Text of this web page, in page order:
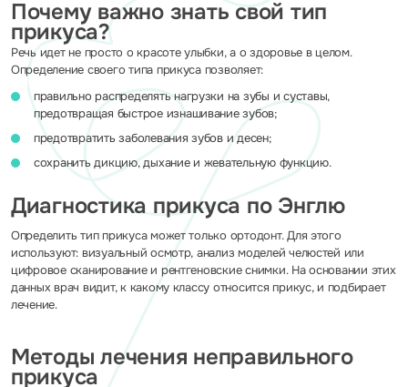
Почему важно знать свой тип
прикуса?
Речь идет не просто о красоте улыбки, а о здоровье в целом.
Определение своего типа прикуса позволяет:
правильно распределять нагрузки на зубы и суставы,
предотвращая быстрое изнашивание зубов;
предотвратить заболевания зубов и десен;
сохранить дикцию, дыхание и жевательную функцию.
Диагностика прикуса по Энглю
Определить тип прикуса может только ортодонт. Для этого
используют: визуальный осмотр, анализ моделей челюстей или
цифровое сканирование и рентгеновские снимки. На основании этих
данных врач видит, к какому классу относится прикус, и подбирает
лечение.
Методы лечения неправильного
прикуса